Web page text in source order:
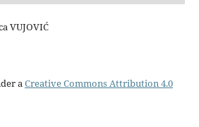
VUJOVIĆ
aCreative Commons Attribution 4.0